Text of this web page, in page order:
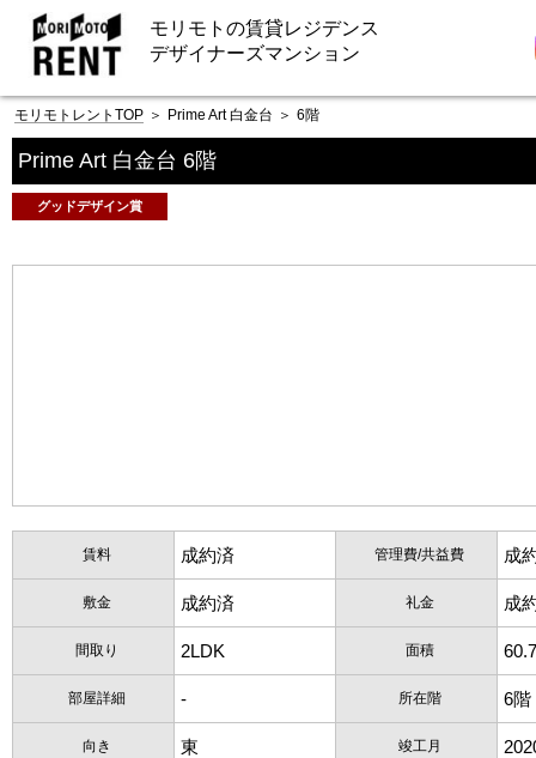
モリモトの賃貸レジデンス
デザイナーズマンション
モリモトレントTOP ＞ Prime Art 白金台 ＞ 6階
Prime Art 白金台 6階
グッドデザイン賞
賃料 成約済 管理費/共益費 成
敷金 成約済 礼金 成
間取り 2LDK 面積
部屋詳細 - 所在階 6階
向き 東 竣工月